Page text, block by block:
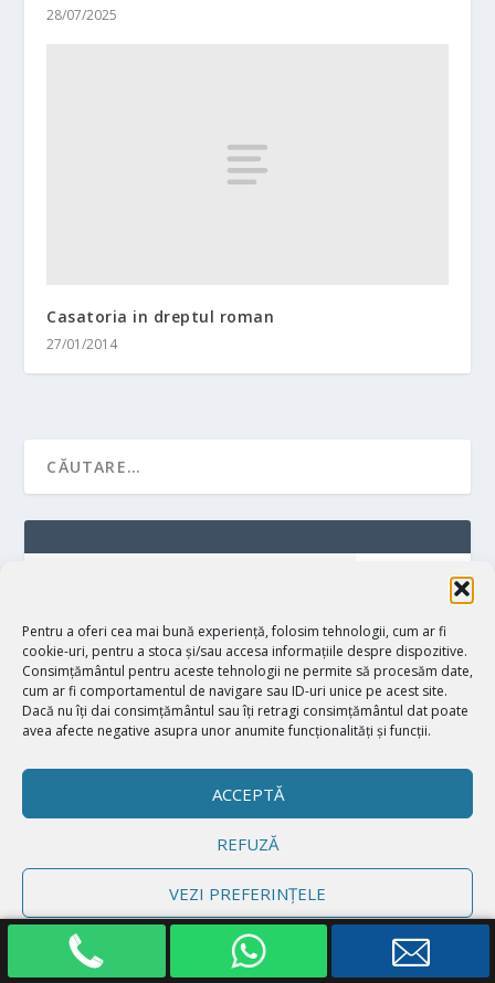
Pentru a oferi cea mai bună experiență, folosim tehnologii, cum ar fi
cookie-uri, pentru a stoca și/sau accesa informațiile despre dispozitive.
Consimțământul pentru aceste tehnologii ne permite să procesăm date,
cum ar fi comportamentul de navigare sau ID-uri unice pe acest site.
Dacă nu îți dai consimțământul sau îți retragi consimțământul dat poate
avea afecte negative asupra unor anumite funcționalități și funcții.
ACCEPTĂ
REFUZĂ
VEZI PREFERINȚELE
Politică cookie-uri Declarație de confidențialitate Impressum
28/07/2025
Casatoria in dreptul roman
27/01/2014
MAI MULTE DESPRE NOI:
CONTACT
FAQ – Q&A – Întrebări și răspunsuri divorț online